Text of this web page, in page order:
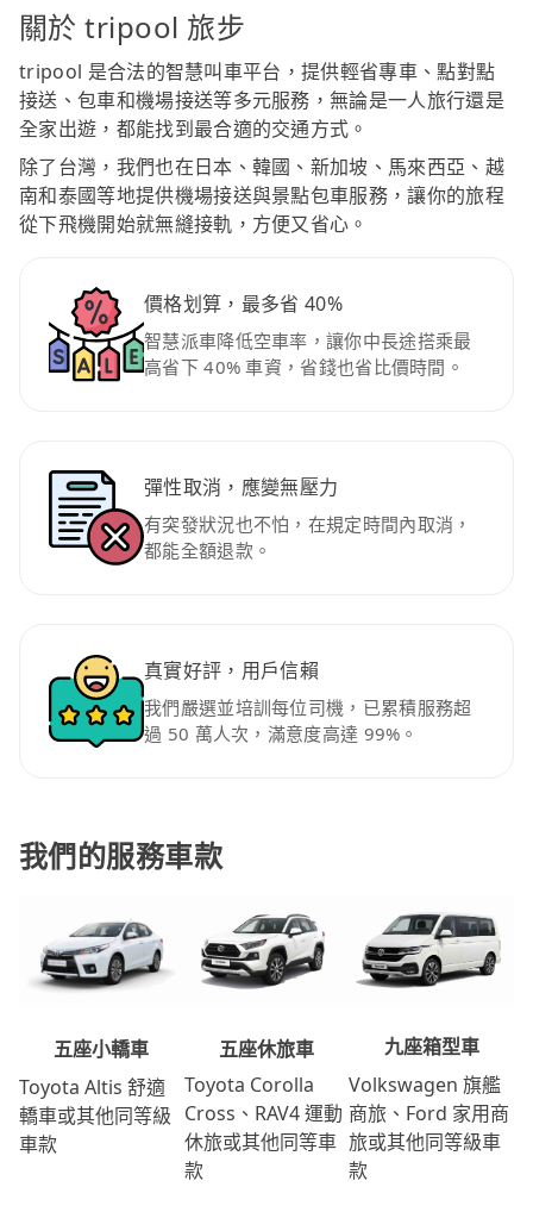
關於 tripool 旅步
tripool 是合法的智慧叫車平台，提供輕省專車、點對點
接送、包車和機場接送等多元服務，無論是一人旅行還是
全家出遊，都能找到最合適的交通方式。
除了台灣，我們也在日本、韓國、新加坡、馬來西亞、越
南和泰國等地提供機場接送與景點包車服務，讓你的旅程
從下飛機開始就無縫接軌，方便又省心。
價格划算，最多省 40%
智慧派車降低空車率，讓你中長途搭乘最
高省下 40% 車資，省錢也省比價時間。
彈性取消，應變無壓力
有突發狀況也不怕，在規定時間內取消，
都能全額退款。
真實好評，用戶信賴
我們嚴選並培訓每位司機，已累積服務超
過 50 萬人次，滿意度高達 99%。
我們的服務車款
五座小轎車
Toyota Altis 舒適
轎車或其他同等級
車款
五座休旅車
Toyota Corolla
Cross、RAV4 運動
休旅或其他同等車
款
九座箱型車
Volkswagen 旗艦
商旅、Ford 家用商
旅或其他同等級車
款